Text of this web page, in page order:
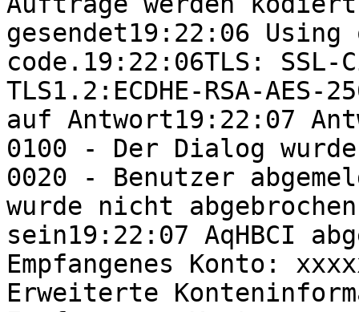
gesendet19:22:06
code.19:22:06TLS:
TLS1.2:ECDHE-RSA-AES-
auf Antwort19:22:07
0100 - Der Dialog
0020 - Benutzer
wurde nicht
sein19:22:07 AqHBCI
Empfangenes Konto:
Erweiterte